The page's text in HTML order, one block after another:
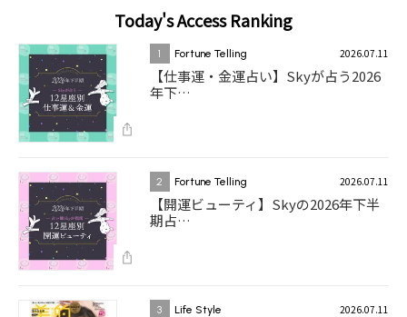
Today's Access Ranking
1 Fortune Telling 2026.07.11
【仕事運・金運占い】Skyが占う2026
年下…
2 Fortune Telling 2026.07.11
【開運ビューティ】Skyの2026年下半
期占…
3 Life Style 2026.07.11